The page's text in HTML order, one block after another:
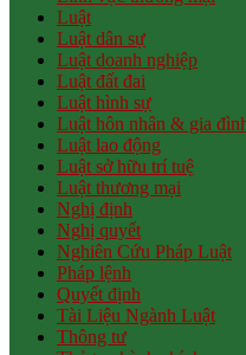
Luật
Luật dân sự
Luật doanh nghiệp
Luật đất đai
Luật hình sự
Luật hôn nhân & gia
Luật lao động
Luật sở hữu trí tuệ
Luật thương mại
Nghị định
Nghị quyết
Nghiên Cứu Pháp Luật
Pháp lệnh
Quyết định
Tài Liệu Ngành Luật
Thông tư